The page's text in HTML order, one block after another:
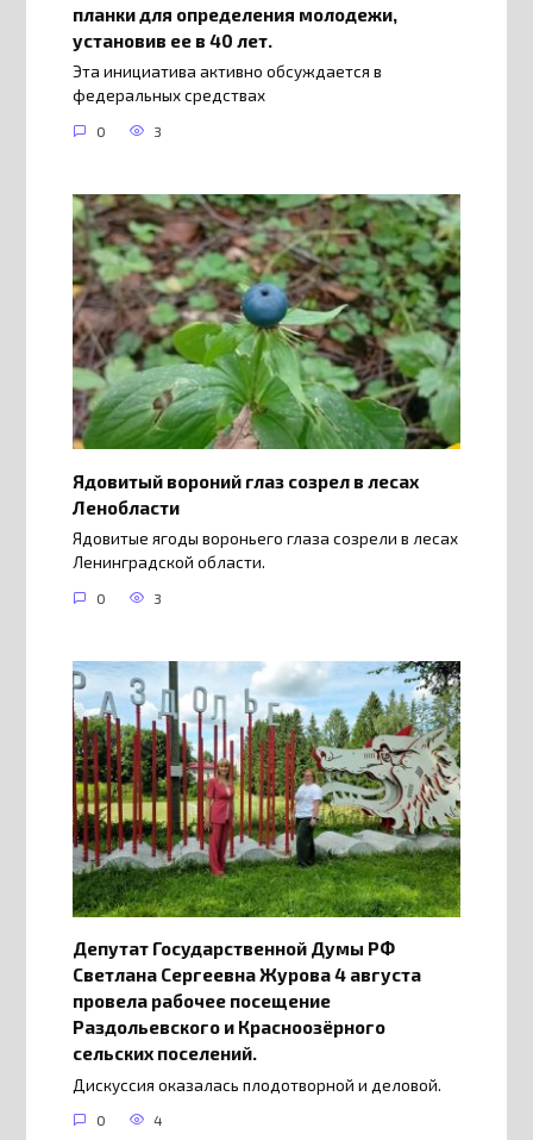
планки для определения молодежи,
установив ее в 40 лет.
Эта инициатива активно обсуждается в
федеральных средствах
0 3
Ядовитый вороний глаз созрел в лесах
Ленобласти
Ядовитые ягоды вороньего глаза созрели в лесах
Ленинградской области.
0 3
Депутат Государственной Думы РФ
Светлана Сергеевна Журова 4 августа
провела рабочее посещение
Раздольевского и Красноозёрного
сельских поселений.
Дискуссия оказалась плодотворной и деловой.
0 4